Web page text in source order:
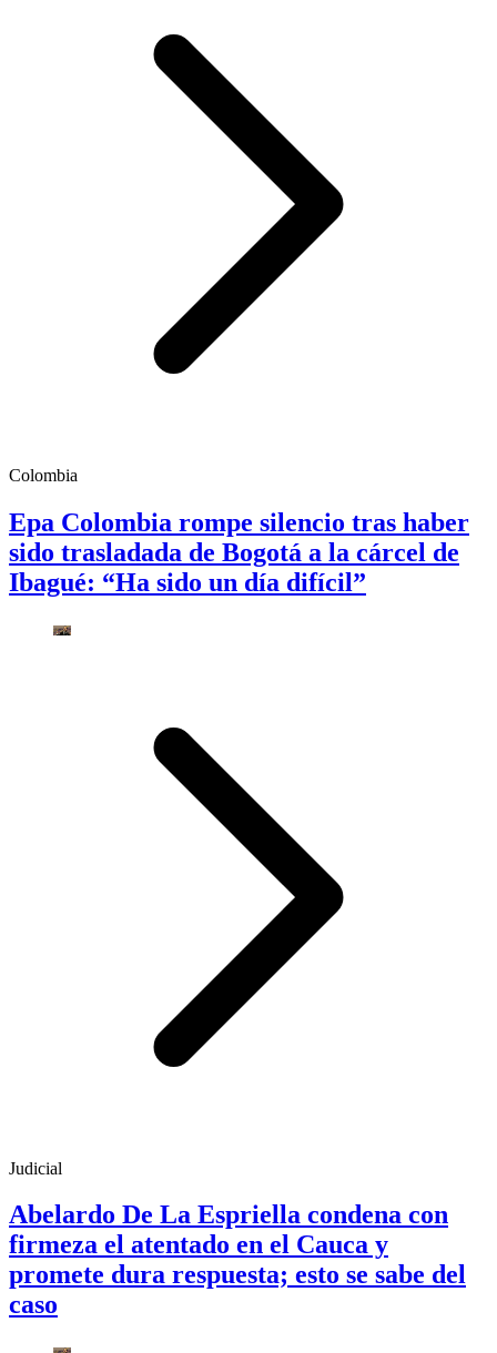
Colombia
Epa Colombia rompe silencio tras haber
sido trasladada de Bogotá a la cárcel de
Ibagué: “Ha sido un día difícil”
Judicial
Abelardo De La Espriella condena con
firmeza el atentado en el Cauca y
promete dura respuesta; esto se sabe del
caso